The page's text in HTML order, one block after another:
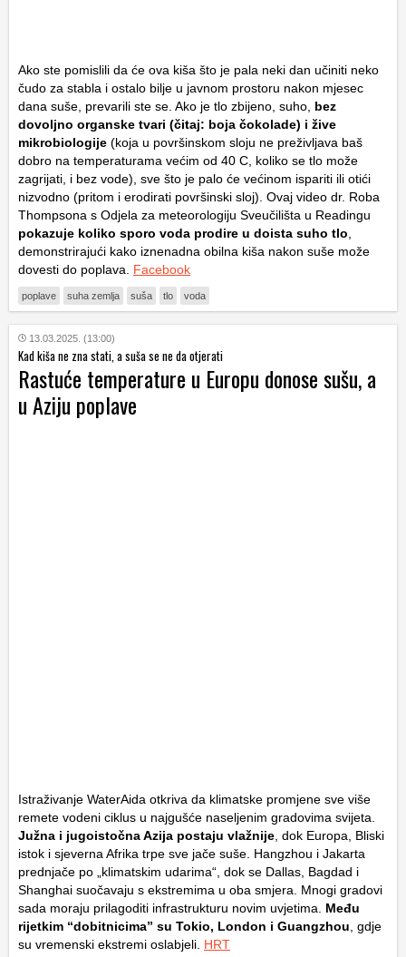
Ako ste pomislili da će ova kiša što je pala neki dan učiniti neko
čudo za stabla i ostalo bilje u javnom prostoru nakon mjesec
dana suše, prevarili ste se. Ako je tlo zbijeno, suho, bez
dovoljno organske tvari (čitaj: boja čokolade) i žive
mikrobiologije (koja u površinskom sloju ne preživljava baš
dobro na temperaturama većim od 40 C, koliko se tlo može
zagrijati, i bez vode), sve što je palo će većinom ispariti ili otići
nizvodno (pritom i erodirati površinski sloj). Ovaj video dr. Roba
Thompsona s Odjela za meteorologiju Sveučilišta u Readingu
pokazuje koliko sporo voda prodire u doista suho tlo
demonstrirajući kako iznenadna obilna kiša nakon suše može
dovesti do poplava. Facebook
poplave suha zemlja suša tlo voda
13.03.2025. (13:00)
Kad kiša ne zna stati, a suša se ne da otjerati
Rastuće temperature u Europu donose sušu, a
u Aziju poplave
Istraživanje WaterAida otkriva da klimatske promjene sve više
remete vodeni ciklus u najgušće naseljenim gradovima svijeta.
Južna i jugoistočna Azija postaju vlažnije , dok Europa, Bliski
istok i sjeverna Afrika trpe sve jače suše. Hangzhou i Jakarta
prednjače po „klimatskim udarima“, dok se Dallas, Bagdad i
Shanghai suočavaju s ekstremima u oba smjera. Mnogi gradovi
sada moraju prilagoditi infrastrukturu novim uvjetima. Među
rijetkim “dobitnicima” su Tokio, London i Guangzhou , gdje
su vremenski ekstremi oslabjeli. HRT